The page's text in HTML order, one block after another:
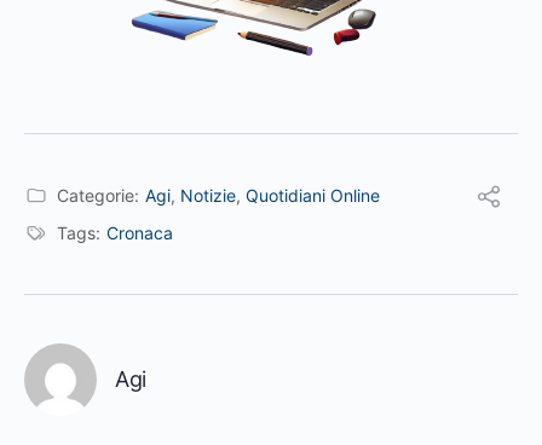
Categorie: Agi, Notizie, Quotidiani Online
Tags: Cronaca
Agi